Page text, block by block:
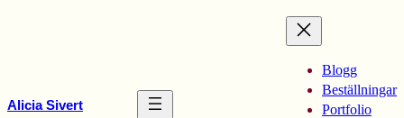
Alicia Sivert
Blogg
Beställningar
Portfolio